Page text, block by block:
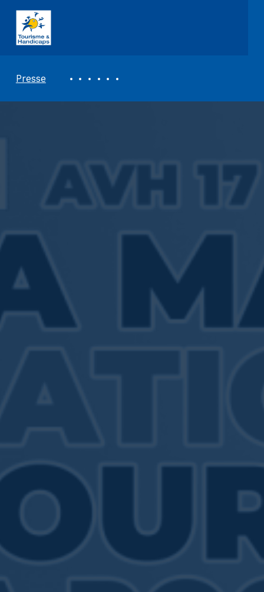
ASSOCIATION TOURISME ET HANDICAPS
Presse